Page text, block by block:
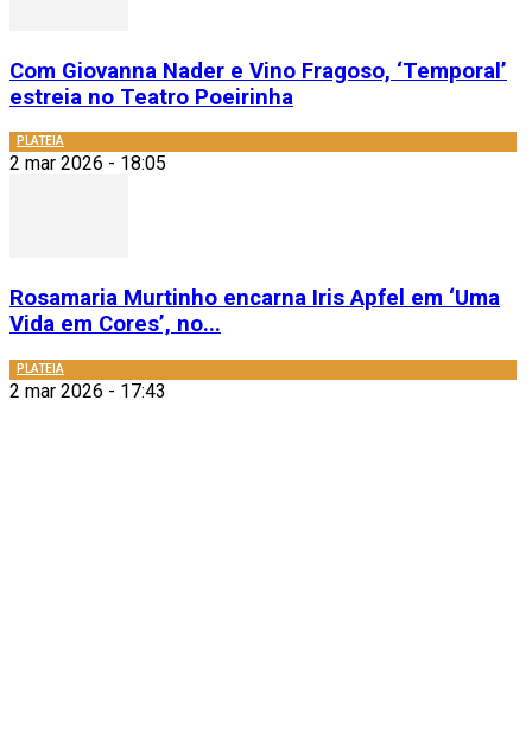
Com Giovanna Nader e Vino Fragoso, ‘Temporal’
estreia no Teatro Poeirinha
PLATEIA
2 mar 2026 - 18:05
Rosamaria Murtinho encarna Iris Apfel em ‘Uma
Vida em Cores’, no...
PLATEIA
2 mar 2026 - 17:43